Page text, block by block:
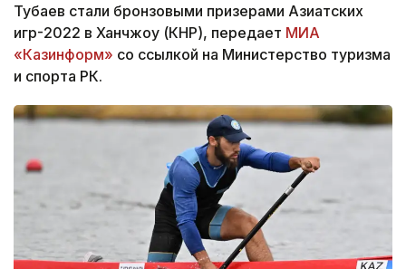
Тубаев стали бронзовыми призерами Азиатских
игр-2022 в Ханчжоу (КНР), передает МИА
«Казинформ» со ссылкой на Министерство туризма
и спорта РК.